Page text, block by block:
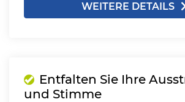
WEITERE DETAILS
Entfalten Sie Ihre
und Stimme